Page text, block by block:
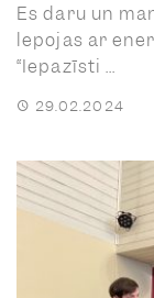
Es daru un
lepojas ar
“Iepazīsti ...
29.02.2024